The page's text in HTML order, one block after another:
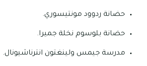
حضانة ردوود مونتيسوري.
حضانة بلوسوم نخلة جميرا.
مدرسة جيمس ولينغتون انترناشيونال.